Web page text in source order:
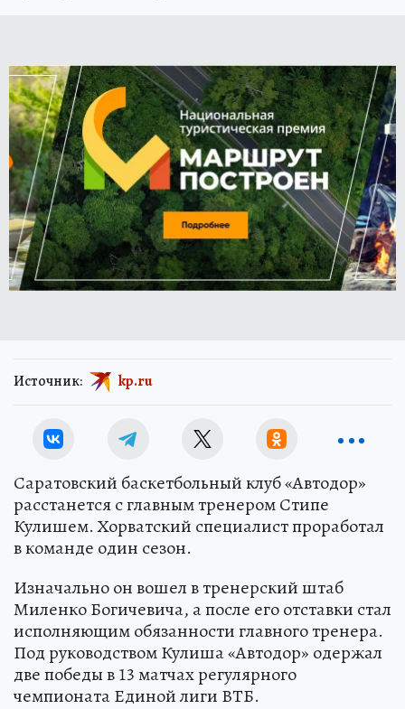
Источник: kp.ru
Саратовский баскетбольный клуб «Автодор»
расстанется с главным тренером Стипе
Кулишем. Хорватский специалист проработал
в команде один сезон.
Изначально он вошел в тренерский штаб
Миленко Богичевича, а после его отставки стал
исполняющим обязанности главного тренера.
Под руководством Кулиша «Автодор» одержал
две победы в 13 матчах регулярного
чемпионата Единой лиги ВТБ.